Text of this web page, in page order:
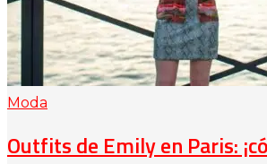
Moda
Outfits de Emily en Paris: